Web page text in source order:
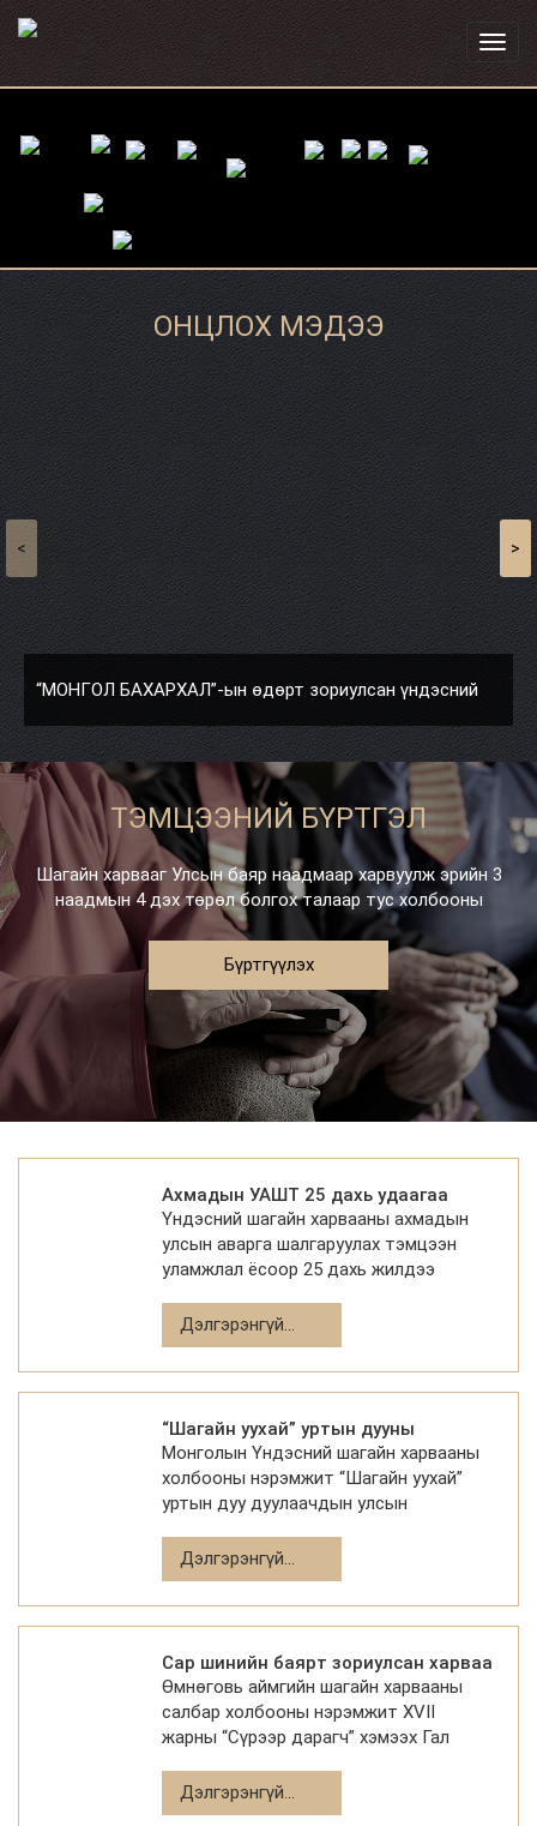
ОНЦЛОХ МЭДЭЭ
“МОНГОЛ БАХАРХАЛ”-ын өдөрт зориулсан үндэсний
< >
ТЭМЦЭЭНИЙ БҮРТГЭЛ
Шагайн харвааг Улсын баяр наадмаар харвуулж эрийн 3
наадмын 4 дэх төрөл болгох талаар тус холбооны
удирдлагууд хөөцөлдөж тэр үеийн МУ-ын ерөнхийлөгч
Н.Багабандийн туслахаар нь дамжуулан хүсэлт
гаргасаныг ерөнхийлөгч Н.Багабанди зөвшөөрснөөр анх
удаа улсын баяр наадмын хөтөлбөрт орсон түүхтэй. Тэр
үед Төв цэнгэлдэхэд шагай харвах бэлэн байргүйгээс
наадмын анхны тэмцээнийг Хан-Уул дүүрэг дахь
Ээрмэлийн үйлдвэрийн БТ-ийн зааланд явуулж байсан
юм.
Бүртгүүлэх
Ахмадын УАШТ 25 дахь удаагаа
зохион байгуулагдлаа
Үндэсний шагайн харвааны ахмадын
улсын аварга шалгаруулах тэмцээн
уламжлал ёсоор 25 дахь жилдээ
гаруй ахмад харваач оролцож, багийн
болон хувийн цуваа харвааны төр
Дэлгэрэнгүй...
“Шагайн уухай” уртын дууны
тэмцээн зохион байгуулагдлаа
Монголын Үндэсний шагайн харвааны
холбооны нэрэмжит “Шагайн уухай”
уртын дуу дуулаачдын улсын
амжилттай зохион байгуулагдаж
өндөрлөлөө.
Дэлгэрэнгүй...
Сар шинийн баярт зориулсан харваа
зохион байгуулагдлаа
Өмнөговь аймгийн шагайн харвааны
салбар холбооны нэрэмжит XVII
жарны “Сүрээр дарагч” хэмээх Гал
зориулсан тэмцээн 3 өдрийн турш
ахмад, өсөвөр үе, ,насанд хүрэгчдийн
Дэлгэрэнгүй...